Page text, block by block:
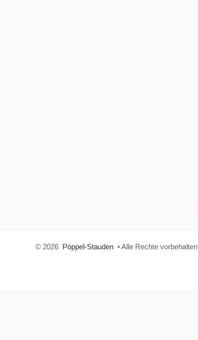
© 2026 Pöppel-Stauden • Alle Rechte vorbehalten